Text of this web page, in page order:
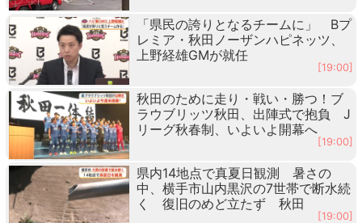
「県民の誇りとなるチームに」 Bプ
レミア・秋田ノーザンハピネッツ、
上野経雄GMが就任
[19:00]
秋田のために走り・戦い・勝つ！ブ
ラウブリッツ秋田、出陣式で抱負 J
リーグ秋春制、いよいよ開幕へ
[19:00]
県内14地点で真夏日観測 暑さの
中、横手市山内黒沢の7世帯で断水続
く 復旧のめど立たず 秋田
[19:00]